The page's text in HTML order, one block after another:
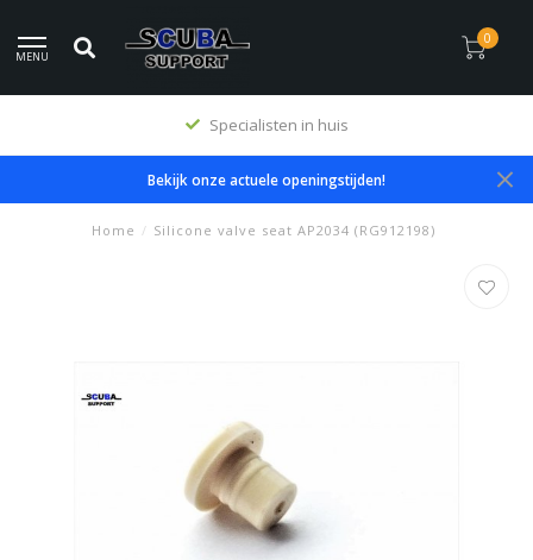
MENU
0
Specialisten in huis
Bekijk onze actuele openingstijden!
Home / Silicone valve seat AP2034 (RG912198)